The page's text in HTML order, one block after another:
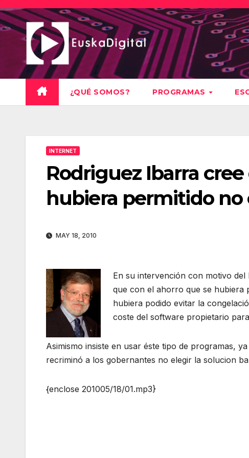
Saltar
al
contenido
¿QUÉ SOMOS? PROGRAMAS
INTERNET
Rodriguez Ibarra
hubiera permitido no
MAY 18, 2010
En su intervención con motivo
que con el ahorro que se hubiera
hubiera podido evitar la
coste del software propietario
Asimismo insiste en usar éste tipo de programas,
recriminó a los gobernantes no elegir la solucion
{enclose 201005/18/01.mp3}